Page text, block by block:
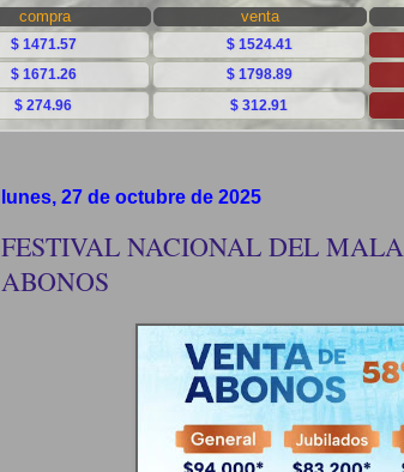
lunes, 27 de octubre de 2025
FESTIVAL NACIONAL DEL
ABONOS